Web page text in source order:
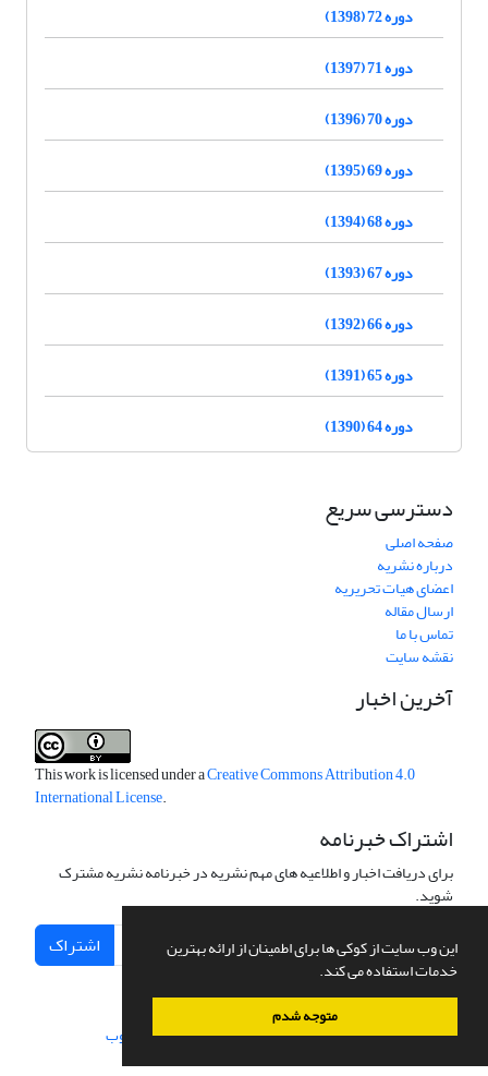
این وب سایت از کوکی ها برای اطمینان از ارائه بهترین
خدمات استفاده می کند.
متوجه شدم
دوره 72 (1398)
دوره 71 (1397)
دوره 70 (1396)
دوره 69 (1395)
دوره 68 (1394)
دوره 67 (1393)
دوره 66 (1392)
دوره 65 (1391)
دوره 64 (1390)
دسترسی سریع
صفحه اصلی
درباره نشریه
اعضای هیات تحریریه
ارسال مقاله
تماس با ما
نقشه سایت
آخرین اخبار
This work is licensed under aCreative Commons Attribution 4.0
International License.
اشتراک خبرنامه
برای دریافت اخبار و اطلاعیه های مهم نشریه در خبرنامه نشریه مشترک
شوید.
اشتراک
سامانه مدیریت نشریات علمی.طراحی و پیاده سازی از سیناوب